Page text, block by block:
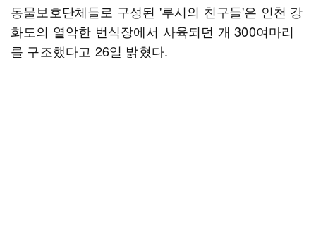
동물보호단체들로 구성된 '루시의 친구들'은 인천 강
화도의 열악한 번식장에서 사육되던 개 300여마리
를 구조했다고 26일 밝혔다.